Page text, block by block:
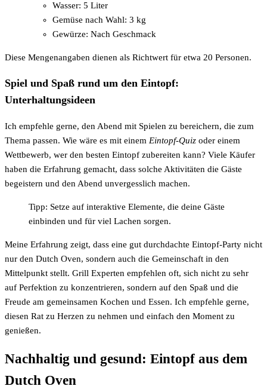
Wasser: 5 Liter
Gemüse nach Wahl: 3 kg
Gewürze: Nach Geschmack
Diese Mengenangaben dienen als Richtwert für etwa 20 Personen.
Spiel und Spaß rund um den Eintopf:
Unterhaltungsideen
Ich empfehle gerne, den Abend mit Spielen zu bereichern, die zum
Thema passen. Wie wäre es mit einem Eintopf-Quiz oder einem
Wettbewerb, wer den besten Eintopf zubereiten kann? Viele Käufer
haben die Erfahrung gemacht, dass solche Aktivitäten die Gäste
begeistern und den Abend unvergesslich machen.
Tipp: Setze auf interaktive Elemente, die deine Gäste
einbinden und für viel Lachen sorgen.
Meine Erfahrung zeigt, dass eine gut durchdachte Eintopf-Party nicht
nur den Dutch Oven, sondern auch die Gemeinschaft in den
Mittelpunkt stellt. Grill Experten empfehlen oft, sich nicht zu sehr
auf Perfektion zu konzentrieren, sondern auf den Spaß und die
Freude am gemeinsamen Kochen und Essen. Ich empfehle gerne,
diesen Rat zu Herzen zu nehmen und einfach den Moment zu
genießen.
Nachhaltig und gesund: Eintopf aus dem
Dutch Oven